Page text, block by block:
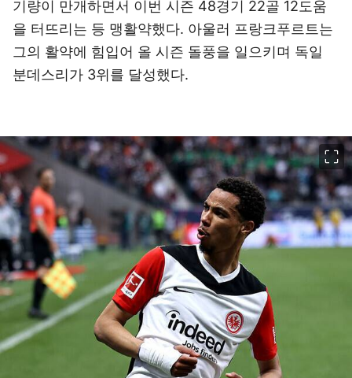
기량이 만개하면서 이번 시즌 48경기 22골 12도움
을 터뜨리는 등 맹활약했다. 아울러 프랑크푸르트는
그의 활약에 힘입어 올 시즌 돌풍을 일으키며 독일
분데스리가 3위를 달성했다.